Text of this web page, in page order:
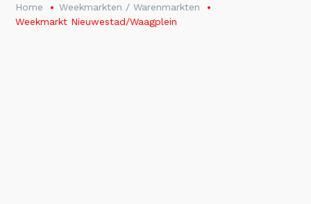
Home
Weekmarkten / Warenmarkten
Weekmarkt Nieuwestad/Waagplein